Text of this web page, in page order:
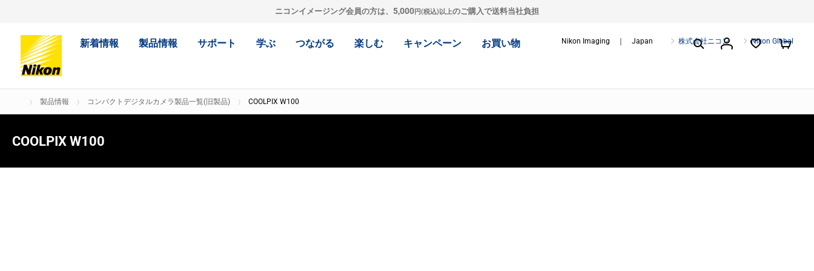
ニコンイメージング会員の方は、 5,000円(税込)以上のご購入で送料当社負担
新着情報 製品情報 サポート 学ぶ つながる 楽しむ キャンペーン お買い物 Nikon Imaging ｜ Japan 株式会社ニコン Nikon Global
製品情報 コンパクトデジタルカメラ製品一覧(旧製品) COOLPIX W100
COOLPIX W100